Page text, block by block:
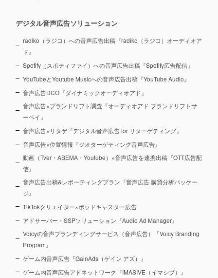
デジタル音声広告ソリューション
radiko（ラジコ）への音声広告出稿『radiko（ラジコ）オーディオア
ド』
Spotify（スポティファイ）への音声広告出稿『Spotify広告配信』
YouTubeとYoutube Musicへの音声広告出稿『YouTube Audio』
音声広告DCO『ダイナミックオーディオアド』
音声広告×ブランドリフト調査『オーディオアド ブランドリフトサ
ーベイ』
音声広告×リタゲ『デジタル音声広告 for リターゲティング』
音声広告×位置情報『ジオターゲティング音声広告』
動画（Tver・ABEMA・Youtube）×音声広告を連携出稿『OTT広告配
信』
音声広告出稿&レポーティングプラン『音声広告 購買分析パッケー
ジ』
TikTokクリエイター×ポッドキャスター広告
アドサーバー・SSPソリューション『Audio Ad Manager』
Voicyの音声ブランディングサービス（音声広告）『Voicy Branding
Program』
ゲーム内音声広告『GainAds（ゲイン アズ）』
ゲーム内音声広告アドネットワーク『IMASIVE（イマシブ）』